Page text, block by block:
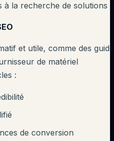
à la recherche de solutions
et utile, comme des
de matériel
:
de conversion